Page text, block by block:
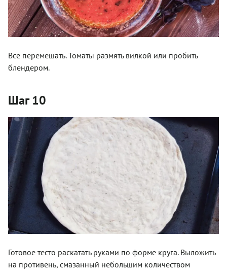
Все перемешать. Томаты размять вилкой или пробить
блендером.
Шаг 10
Готовое тесто раскатать руками по форме круга. Выложить
на противень, смазанный небольшим количеством